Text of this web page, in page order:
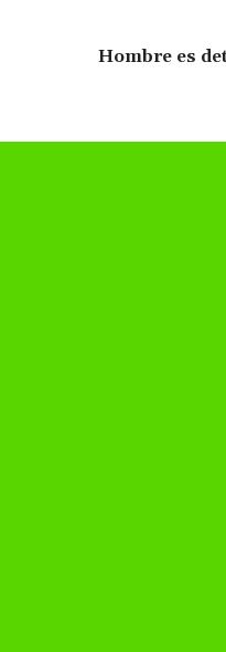
Hombre es